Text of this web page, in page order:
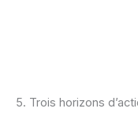
5. Trois horizons